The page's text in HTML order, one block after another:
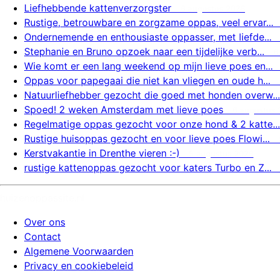
Liefhebbende kattenverzorgster
Rustige, betrouwbare en zorgzame oppas, veel ervar...
Ondernemende en enthousiaste oppasser, met liefde...
Stephanie en Bruno opzoek naar een tijdelijke verb...
Wie komt er een lang weekend op mijn lieve poes en...
Oppas voor papegaai die niet kan vliegen en oude h...
Natuurliefhebber gezocht die goed met honden overw...
Spoed! 2 weken Amsterdam met lieve poes
Regelmatige oppas gezocht voor onze hond & 2 katte...
Rustige huisoppas gezocht en voor lieve poes Flowi...
Kerstvakantie in Drenthe vieren :-)
rustige kattenoppas gezocht voor katers Turbo en Z...
Over ons
Contact
Algemene Voorwaarden
Privacy en cookiebeleid